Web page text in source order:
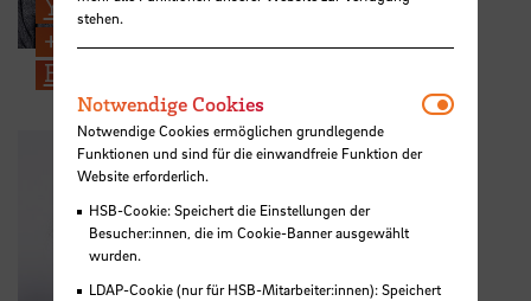
Yasaldo Trabula
+49 421 5905 5343
E-Mail
stehen.
Notwendige Cookies
Notwendige Cookies ermöglichen grundlegende
Funktionen und sind für die einwandfreie Funktion der
Website erforderlich.
HSB-Cookie: Speichert die Einstellungen der
Besucher:innen, die im Cookie-Banner ausgewählt
wurden.
LDAP-Cookie (nur für HSB-Mitarbeiter:innen): Speichert